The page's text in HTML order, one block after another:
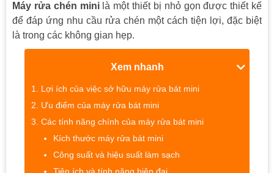
Máy rửa chén minilà một thiết bị nhỏ gọn được thiết kế
để đáp ứng nhu cầu rửa chén một cách tiện lợi, đặc biệt
là trong các không gian hẹp.
Xem nhanh
Lợi ích của việc sở hữu máy rửa bát mini
Ưu điểm của máy rửa bát mini
Các tính năng chính của máy rửa bát mini
Kích thước máy rửa bát mini
Công suất và hiệu suất làm sạch